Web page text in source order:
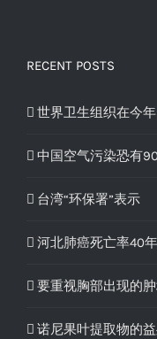
RECENT POSTS
世界卫生组织在今
中国空气污染恐有
台湾“环保署”表示
河北肺癌死亡率40
要重视胸部出现的肿
诺尼果叶提取物的益